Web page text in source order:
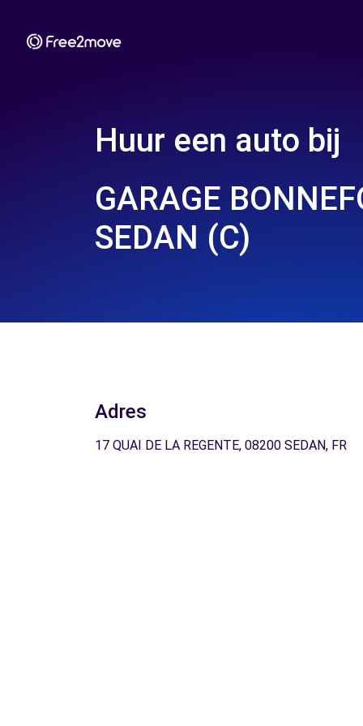
Huur een auto bij
GARAGE
SEDAN (C)
Adres
17 QUAI DE LA REGENTE, 08200 SEDAN, FR